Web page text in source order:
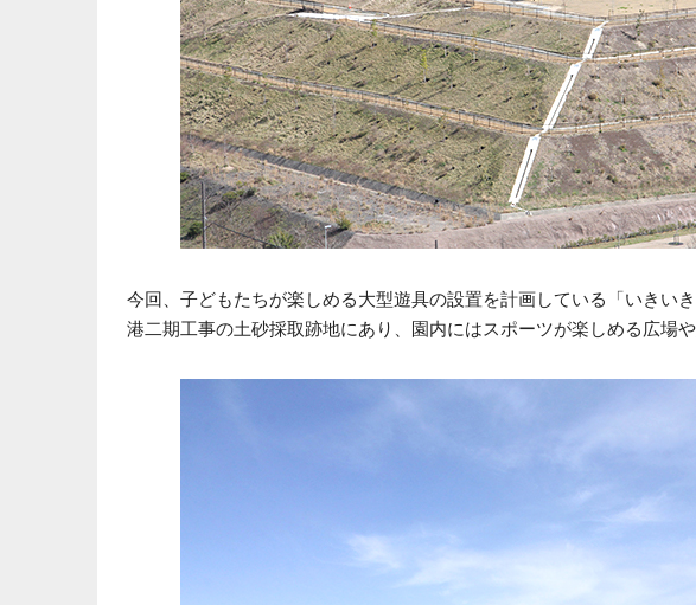
今回、子どもたちが楽しめる大型遊具の設置を計画している「いきい
港二期工事の土砂採取跡地にあり、園内にはスポーツが楽しめる広場